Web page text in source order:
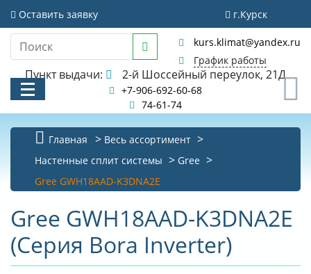
Оставить заявку г.Курск
kurs.klimat@yandex.ru
График работы
Пункт выдачи: 2-й Шоссейный переулок, 21Д
+7-906-692-60-68
74-61-74
КАТАЛОГ
АКЦИИ И РАСПРОДАЖИ
УСЛУГИ
БИБЛИОТЕКА
Главная
Весь ассортимент
Настенные сплит системы
Gree
Gree GWH18AAD-K3DNA2E
Gree GWH18AAD-K3DNA2E
(Серия Bora Inverter)